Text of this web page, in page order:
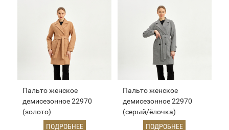
Пальто женское
демисезонное 22970
(золото)
ПОДРОБНЕЕ
Пальто женское
демисезонное 22970
(серый/ёлочка)
ПОДРОБНЕЕ